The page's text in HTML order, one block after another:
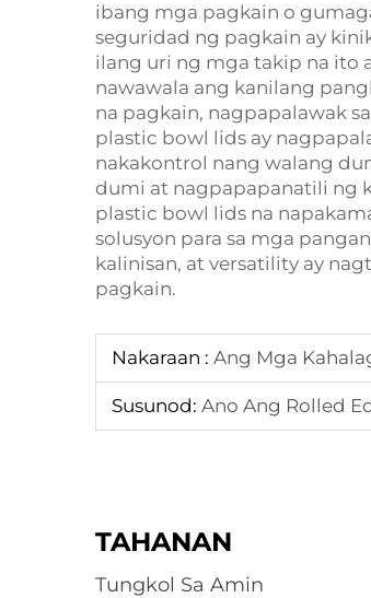
ibang mga pagkain o
seguridad ng pagkain ay
ilang uri ng mga takip na ito
nawawala ang kanilang
na pagkain, nagpapalawak
plastic bowl lids ay
nakakontrol nang walang
dumi at nagpapapanatili ng
plastic bowl lids na
solusyon para sa mga
kalinisan, at versatility ay
pagkain.
Nakaraan : Ang Mga
Susunod: Ano Ang Rolled
TAHANAN
Tungkol Sa Amin